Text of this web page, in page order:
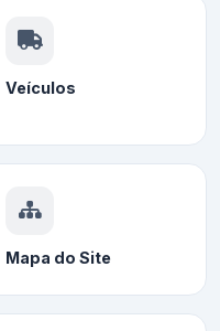
Veículos
Mapa do Site